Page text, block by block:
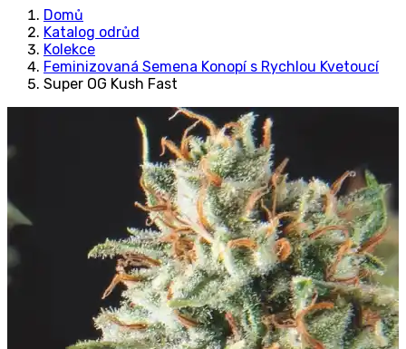
Domů
Katalog odrůd
Kolekce
Feminizovaná Semena Konopí s Rychlou Kvetoucí
Super OG Kush Fast